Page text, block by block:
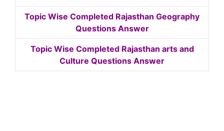
Topic Wise Completed Rajasthan Geography
Questions Answer
Topic Wise Completed Rajasthan arts and
Culture Questions Answer